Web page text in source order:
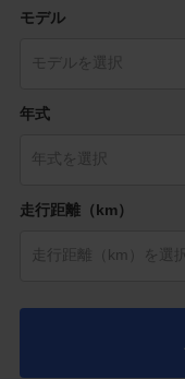
モデル
年式
走行距離（km）